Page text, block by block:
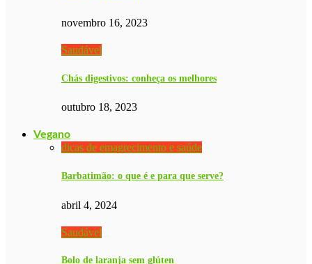
novembro 16, 2023
Saudável
Chás digestivos: conheça os melhores
outubro 18, 2023
Vegano
dicas de emagrecimento e saúde
Barbatimão: o que é e para que serve?
abril 4, 2024
Saudável
Bolo de laranja sem glúten